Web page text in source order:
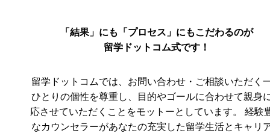
「結果」にも「プロセス」にもこだわるのが
留学ドットコム式です！
留学ドットコムでは、お問い合わせ・ご相談いただく
ひとりの個性を尊重し、目的やゴールに合わせて親身
応させていただくことをモットーとしています。 経験
なカウンセラーがあなたの充実した留学生活とキャリ